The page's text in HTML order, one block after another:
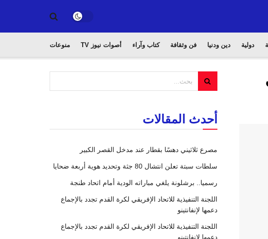
دولية دين ودنيا فن وثقافة كتاب وآراء أصوات نيوز TV منوعات
أحدث المقالات
مصرع ثلاثيني دهسًا بقطار عند مدخل القصر الكبير
سلطات سبتة تعلن انتشال 80 جثة وتحديد هوية أربعة ضحايا
رسميا.. برشلونة يلغي مباراته الودية أمام اتحاد طنجة
اللجنة التنفيذية للاتحاد الإفريقي لكرة القدم تجدد بالإجماع
دعمها لإنفانتينو
اللجنة التنفيذية للاتحاد الإفريقي لكرة القدم تجدد بالإجماع
دعمها لإنفانتينو